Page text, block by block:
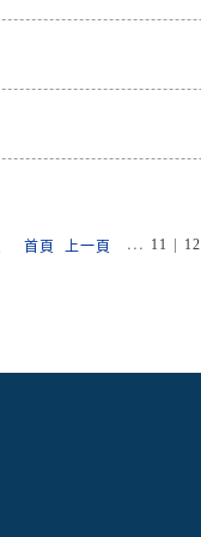
首頁 上一頁 ... 11 | 12